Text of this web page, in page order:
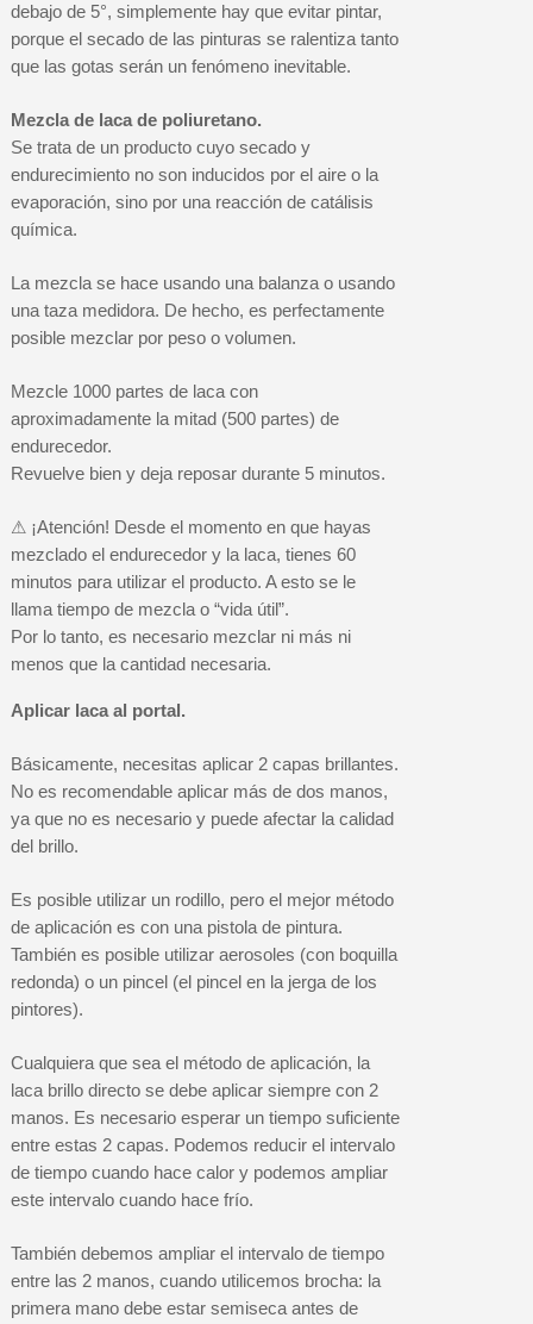
debajo de 5°, simplemente hay que evitar pintar,
porque el secado de las pinturas se ralentiza tanto
que las gotas serán un fenómeno inevitable.
Mezcla de laca de poliuretano.
Se trata de un producto cuyo secado y
endurecimiento no son inducidos por el aire o la
evaporación, sino por una reacción de catálisis
química.
La mezcla se hace usando una balanza o usando
una taza medidora. De hecho, es perfectamente
posible mezclar por peso o volumen.
Mezcle 1000 partes de laca con
aproximadamente la mitad (500 partes) de
endurecedor.
Revuelve bien y deja reposar durante 5 minutos.
⚠ ¡Atención! Desde el momento en que hayas
mezclado el endurecedor y la laca, tienes 60
minutos para utilizar el producto. A esto se le
llama tiempo de mezcla o “vida útil”.
Por lo tanto, es necesario mezclar ni más ni
menos que la cantidad necesaria.
Aplicar laca al portal.
Básicamente, necesitas aplicar 2 capas brillantes.
No es recomendable aplicar más de dos manos,
ya que no es necesario y puede afectar la calidad
del brillo.
Es posible utilizar un rodillo, pero el mejor método
de aplicación es con una pistola de pintura.
También es posible utilizar aerosoles (con boquilla
redonda) o un pincel (el pincel en la jerga de los
pintores).
Cualquiera que sea el método de aplicación, la
laca brillo directo se debe aplicar siempre con 2
manos. Es necesario esperar un tiempo suficiente
entre estas 2 capas. Podemos reducir el intervalo
de tiempo cuando hace calor y podemos ampliar
este intervalo cuando hace frío.
También debemos ampliar el intervalo de tiempo
entre las 2 manos, cuando utilicemos brocha: la
primera mano debe estar semiseca antes de